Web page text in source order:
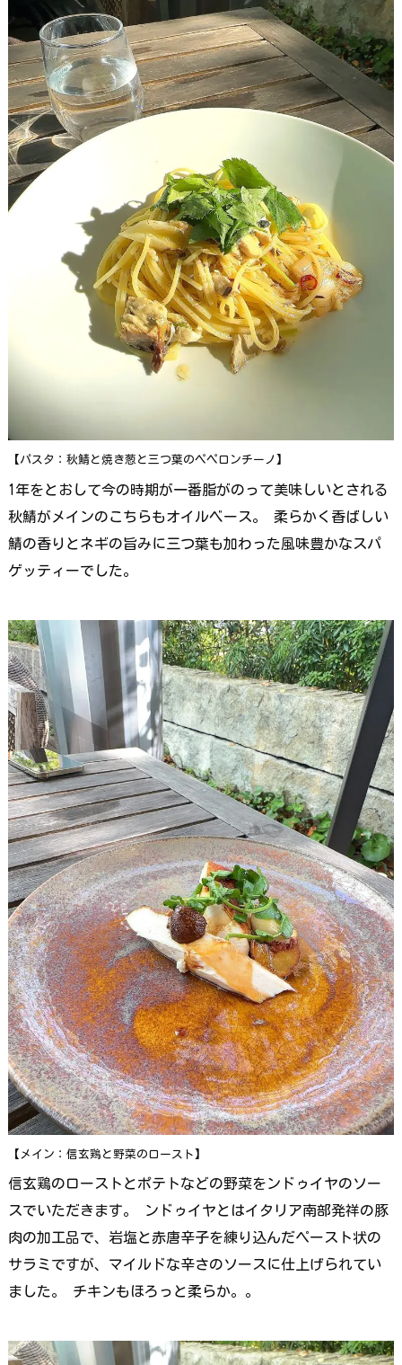
【パスタ：秋鯖と焼き葱と三つ葉のペペロンチーノ】
1年をとおして今の時期が一番脂がのって美味しいとされる
秋鯖がメインのこちらもオイルベース。 柔らかく香ばしい
鯖の香りとネギの旨みに三つ葉も加わった風味豊かなスパ
ゲッティーでした。
【メイン：信玄鶏と野菜のロースト】
信玄鶏のローストとポテトなどの野菜をンドゥイヤのソー
スでいただきます。 ンドゥイヤとはイタリア南部発祥の豚
肉の加工品で、岩塩と赤唐辛子を練り込んだペースト状の
サラミですが、マイルドな辛さのソースに仕上げられてい
ました。 チキンもほろっと柔らか。。